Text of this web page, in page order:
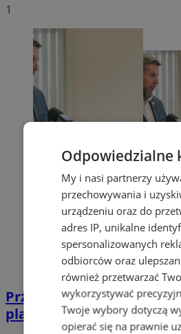
1
Przyszłość Wodzisławia
planowane inwestycje na
Odpowiedzialne
My i nasi partnerzy
przechowywania i
urządzeniu oraz do
adres IP, unikalne
spersonalizowanych
odbiorców oraz
również przetwarzać
wykorzystywać
Twoje wybory dotyczą
opierać się na prawnie